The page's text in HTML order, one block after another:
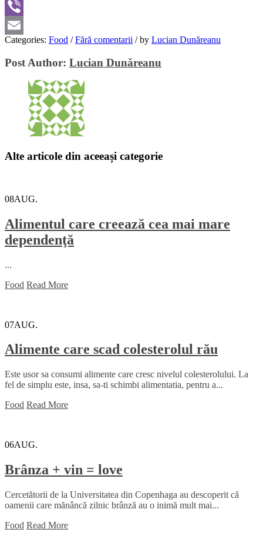
WhatsApp
Viber
Email
Categories: Food / Fără comentarii /by Lucian Dunăreanu
Post Author: Lucian Dunăreanu
Alte articole din aceeași categorie
08AUG.
Alimentul care creează cea mai mare
dependenţă
...
Food Read More
07AUG.
Alimente care scad colesterolul rău
Este usor sa consumi alimente care cresc nivelul colesterolului. La
fel de simplu este, insa, sa-ti schimbi alimentatia, pentru a...
Food Read More
06AUG.
Brânza + vin = love
Cercetătorii de la Universitatea din Copenhaga au descoperit că
oamenii care mănâncă zilnic brânză au o inimă mult mai...
Food Read More